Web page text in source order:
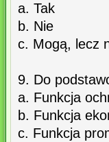
a. Tak
b. Nie
c. Mogą, lecz
9. Do
a. Funkcja
b. Funkcja
c. Funkcja